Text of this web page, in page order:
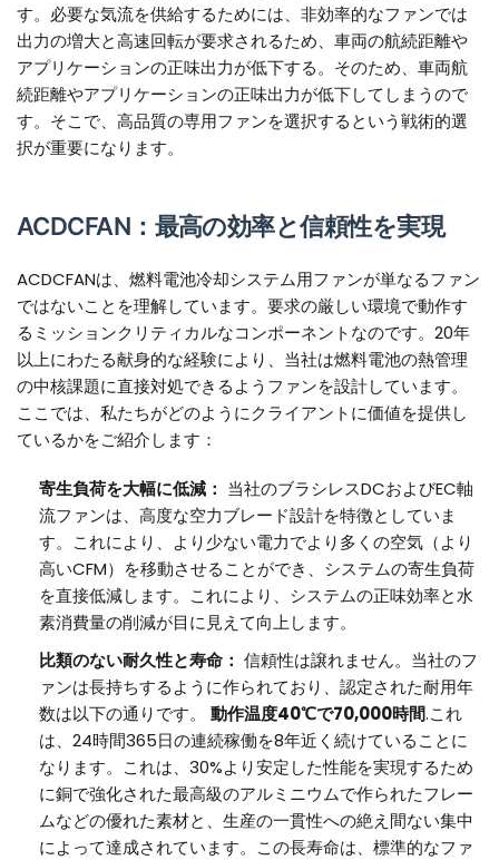
す。必要な気流を供給するためには、非効率的なファンでは
出力の増大と高速回転が要求されるため、車両の航続距離や
アプリケーションの正味出力が低下する。そのため、車両航
続距離やアプリケーションの正味出力が低下してしまうので
す。そこで、高品質の専用ファンを選択するという戦術的選
択が重要になります。
ACDCFAN：最高の効率と信頼性を実現
ACDCFANは、燃料電池冷却システム用ファンが単なるファン
ではないことを理解しています。要求の厳しい環境で動作す
るミッションクリティカルなコンポーネントなのです。20年
以上にわたる献身的な経験により、当社は燃料電池の熱管理
の中核課題に直接対処できるようファンを設計しています。
ここでは、私たちがどのようにクライアントに価値を提供し
ているかをご紹介します：
寄生負荷を大幅に低減： 当社のブラシレスDCおよびEC軸
流ファンは、高度な空力ブレード設計を特徴としていま
す。これにより、より少ない電力でより多くの空気（より
高いCFM）を移動させることができ、システムの寄生負荷
を直接低減します。これにより、システムの正味効率と水
素消費量の削減が目に見えて向上します。
比類のない耐久性と寿命： 信頼性は譲れません。当社のフ
ァンは長持ちするように作られており、認定された耐用年
数は以下の通りです。 動作温度40℃で70,000時間.これ
は、24時間365日の連続稼働を8年近く続けていることに
なります。これは、30%より安定した性能を実現するため
に銅で強化された最高級のアルミニウムで作られたフレー
ムなどの優れた素材と、生産の一貫性への絶え間ない集中
によって達成されています。この長寿命は、標準的なファ